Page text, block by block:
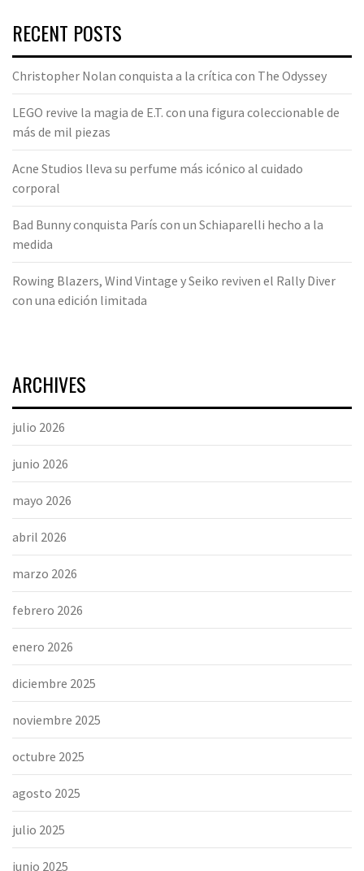
RECENT POSTS
Christopher Nolan conquista a la crítica con The Odyssey
LEGO revive la magia de E.T. con una figura coleccionable de
más de mil piezas
Acne Studios lleva su perfume más icónico al cuidado
corporal
Bad Bunny conquista París con un Schiaparelli hecho a la
medida
Rowing Blazers, Wind Vintage y Seiko reviven el Rally Diver
con una edición limitada
ARCHIVES
julio 2026
junio 2026
mayo 2026
abril 2026
marzo 2026
febrero 2026
enero 2026
diciembre 2025
noviembre 2025
octubre 2025
agosto 2025
julio 2025
junio 2025